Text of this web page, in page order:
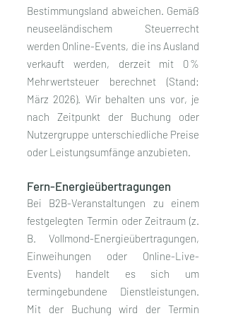
Bestimmungsland abweichen. Gemäß
neuseeländischem Steuerrecht
werden Online-Events, die ins Ausland
verkauft werden, derzeit mit 0 %
Mehrwertsteuer berechnet (Stand:
März 2026). Wir behalten uns vor, je
nach Zeitpunkt der Buchung oder
Nutzergruppe unterschiedliche Preise
oder Leistungsumfänge anzubieten.
Fern-Energieübertragungen
Bei B2B-Veranstaltungen zu einem
festgelegten Termin oder Zeitraum (z.
B. Vollmond-Energieübertragungen,
Einweihungen oder Online-Live-
Events) handelt es sich um
termingebundene Dienstleistungen.
Mit der Buchung wird der Termin